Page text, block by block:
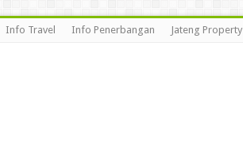
Info Travel Info Penerbangan Jateng Property